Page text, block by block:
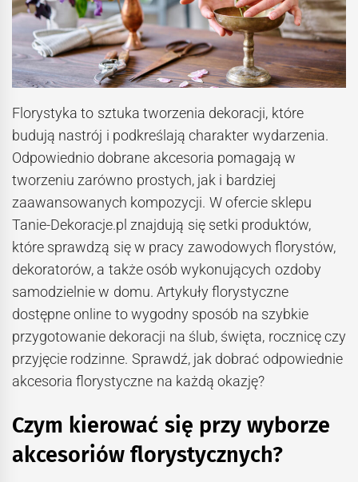
Florystyka to sztuka tworzenia dekoracji, które
budują nastrój i podkreślają charakter wydarzenia.
Odpowiednio dobrane akcesoria pomagają w
tworzeniu zarówno prostych, jak i bardziej
zaawansowanych kompozycji. W ofercie sklepu
Tanie-Dekoracje.pl znajdują się setki produktów,
które sprawdzą się w pracy zawodowych florystów,
dekoratorów, a także osób wykonujących ozdoby
samodzielnie w domu. Artykuły florystyczne
dostępne online to wygodny sposób na szybkie
przygotowanie dekoracji na ślub, święta, rocznicę czy
przyjęcie rodzinne. Sprawdź, jak dobrać odpowiednie
akcesoria florystyczne na każdą okazję?
Czym kierować się przy wyborze
akcesoriów florystycznych?